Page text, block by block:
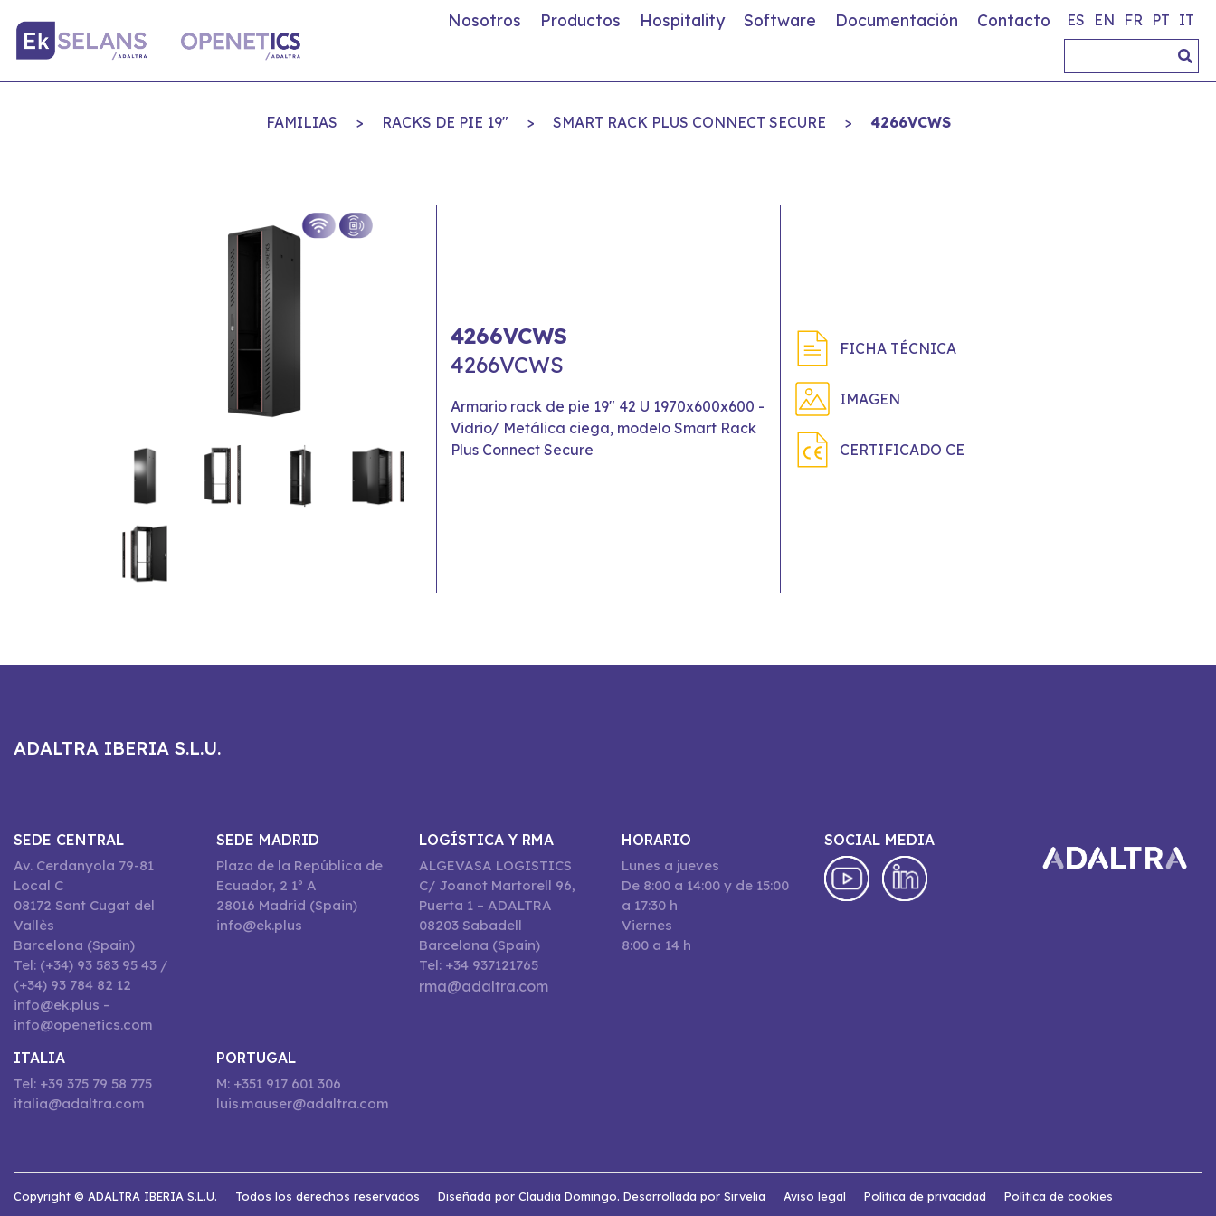
Nosotros Productos Hospitality Software Documentación Contacto ES EN FR PT IT
FAMILIAS > RACKS DE PIE 19" > SMART RACK PLUS CONNECT SECURE > 4266VCWS
4266VCWS
4266VCWS
Armario rack de pie 19" 42 U 1970x600x600 -
Vidrio/ Metálica ciega, modelo Smart Rack
Plus Connect Secure
FICHA TÉCNICA
IMAGEN
CERTIFICADO CE
ADALTRA IBERIA S.L.U.
SEDE CENTRAL
Av. Cerdanyola 79-81
Local C
08172 Sant Cugat del
Vallès
Barcelona (Spain)
Tel: (+34) 93 583 95 43 /
(+34) 93 784 82 12
info@ek.plus –
info@openetics.com
SEDE MADRID
Plaza de la República de
Ecuador, 2 1º A
28016 Madrid (Spain)
info@ek.plus
LOGÍSTICA Y RMA
ALGEVASA LOGISTICS
C/ Joanot Martorell 96,
Puerta 1 – ADALTRA
08203 Sabadell
Barcelona (Spain)
Tel: +34 937121765
rma@adaltra.com
HORARIO
Lunes a jueves
De 8:00 a 14:00 y de 15:00
a 17:30 h
Viernes
8:00 a 14 h
SOCIAL MEDIA
ITALIA
Tel: +39 375 79 58 775
italia@adaltra.com
PORTUGAL
M: +351 917 601 306
luis.mauser@adaltra.com
Copyright © ADALTRA IBERIA S.L.U. Todos los derechos reservados Diseñada por Claudia Domingo. Desarrollada por Sirvelia Aviso legal Política de privacidad Política de cookies